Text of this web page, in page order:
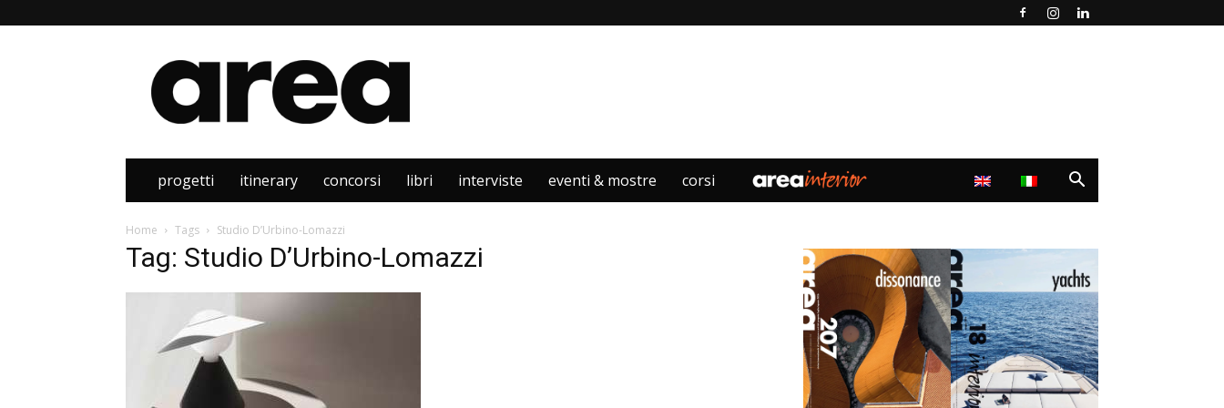
Area
progetti itinerary concorsi libri interviste eventi & mostre corsi
Home Tags Studio D’Urbino-Lomazzi
Tag: Studio D’Urbino-Lomazzi